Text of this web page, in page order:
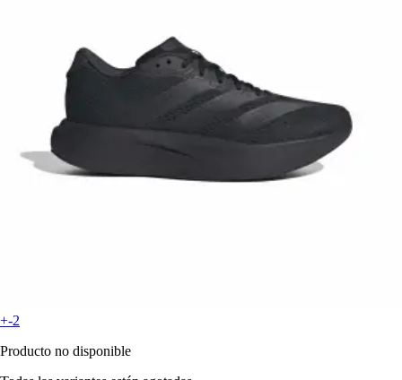
+-2
Producto no disponible